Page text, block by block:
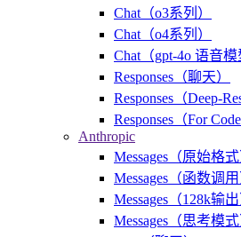
Chat（o3系列）
Chat（o4系列）
Chat（gpt-4o 语音模
Responses（聊天）
Responses（Deep-
Responses（For
Anthropic
Messages（原始格式
Messages（函数调用
Messages（128k输出
Messages（思考模式